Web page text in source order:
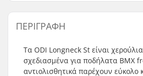
ΠΕΡΙΓΡΑΦΉ
Τα ODI Longneck St είναι
σχεδιασμένα για ποδήλατα ΒΜΧ
αντιολισθητικά παρέχουν εύκολο